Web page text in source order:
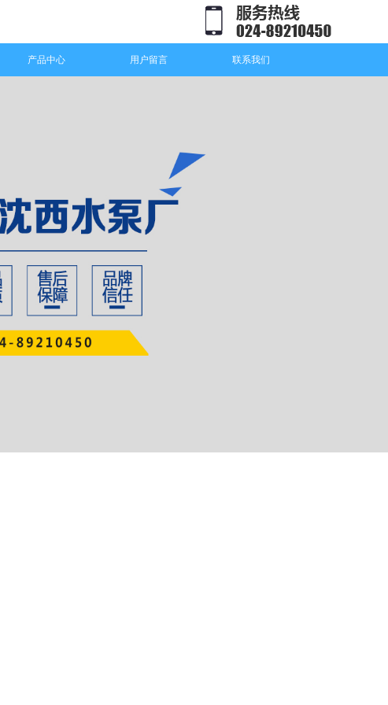
产品中心 用户留言 联系我们